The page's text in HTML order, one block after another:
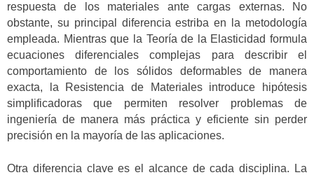
respuesta de los materiales ante cargas externas. No
obstante, su principal diferencia estriba en la metodología
empleada. Mientras que la Teoría de la Elasticidad formula
ecuaciones diferenciales complejas para describir el
comportamiento de los sólidos deformables de manera
exacta, la Resistencia de Materiales introduce hipótesis
simplificadoras que permiten resolver problemas de
ingeniería de manera más práctica y eficiente sin perder
precisión en la mayoría de las aplicaciones.
Otra diferencia clave es el alcance de cada disciplina. La